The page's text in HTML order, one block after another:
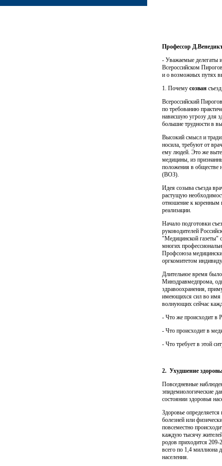
Профессор
- Уважаемые делегаты
Всероссийском
и о возмож­ных путях
1. Почему созван съезд
Всероссийский
по требованию
нависшую уг­розу для
большие трудности в
Высокий смысл и
носила, требуют от
ему людей. Это же
медицины, из
положения в обществе
(ВОЗ).
Идея созыва съезда
растущую
отношение к коренным
реализации.
Начало подготовки
руководителей
"Медицинской газе­ты"
многих
Профсоюза
оргкоми­тетом
Длительное время
Минздравмедпрома,
здравоохранения,
имеющихся сил во имя
волнующих сейчас
- Что же происходит в
- Что происходит в
- Что требует в этой
2. Ухудшение
Повседневные
эпидемиологические
состоянии здоровья
Здоровье
болезней или
повсеместно
каждую тысячу
родов приходится 209-
всего по 1,4 миллиона
населения.